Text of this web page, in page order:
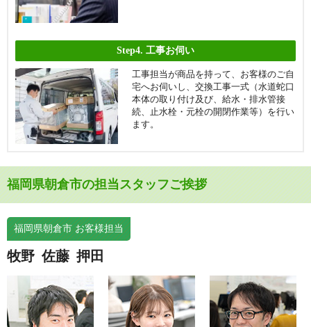
Step4. 工事お伺い
工事担当が商品を持って、お客様のご自
宅へお伺いし、交換工事一式（水道蛇口
本体の取り付け及び、給水・排水管接
続、止水栓・元栓の開閉作業等）を行い
ます。
福岡県朝倉市の担当スタッフご挨拶
福岡県朝倉市 お客様担当
牧野 佐藤 押田